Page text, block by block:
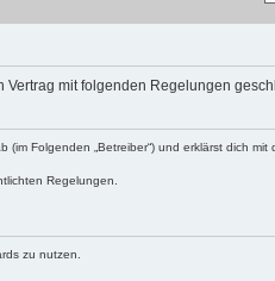
Vertrag mit folgenden Regelungen
Folgenden „Betreiber“) und erklärst dich mit
Regelungen.
zu nutzen.